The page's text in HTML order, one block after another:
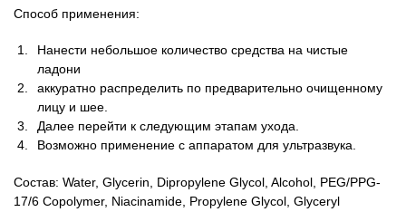
Способ применения:
Нанести небольшое количество средства на чистые
ладони
аккуратно распределить по предварительно очищенному
лицу и шее.
Далее перейти к следующим этапам ухода.
Возможно применение с аппаратом для ультразвука.
Состав: Water, Glycerin, Dipropylene Glycol, Alcohol, PEG/PPG-
17/6 Copolymer, Niacinamide, Propylene Glycol, Glyceryl